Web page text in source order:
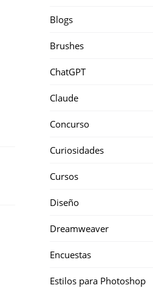
Blogs
Brushes
ChatGPT
Claude
Concurso
Curiosidades
Cursos
Diseño
Dreamweaver
Encuestas
Estilos para Photoshop